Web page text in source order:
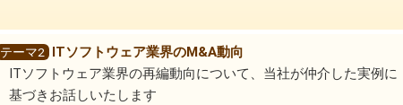
テーマ2
ITソフトウェア業界のM&A動向
ITソフトウェア業界の再編動向について、当社が仲介した実例に
基づきお話しいたします